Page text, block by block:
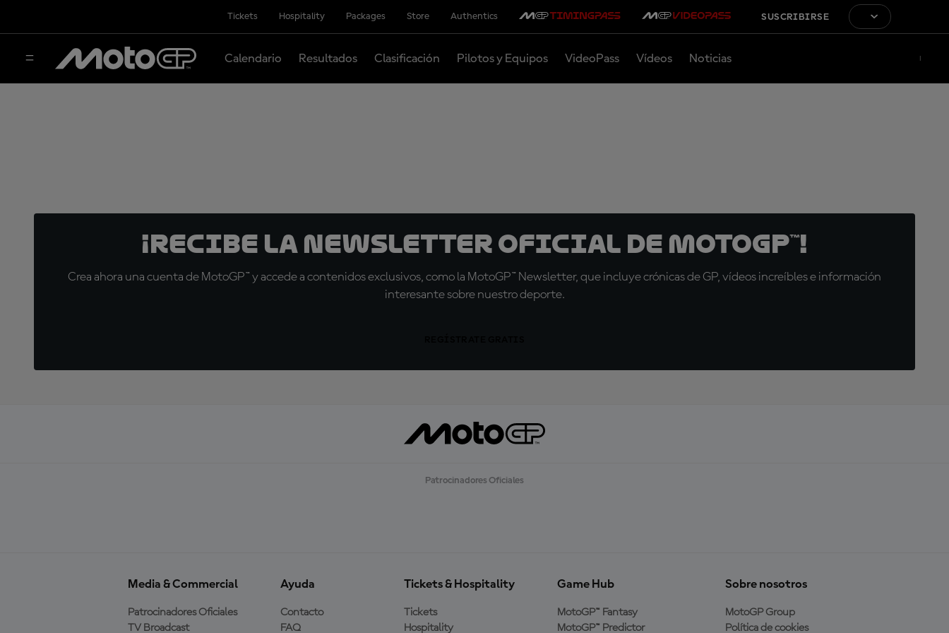
Tickets Hospitality Packages Store Authentics SUSCRIBIRSE
Calendario Resultados Clasificación Pilotos y Equipos VideoPass Vídeos Noticias
¡Recibe la Newsletter oficial de MotoGP™!
Crea ahora una cuenta de MotoGP™ y accede a contenidos exclusivos, como la MotoGP™ Newsletter, que incluye crónicas de GP, vídeos increíbles e información
interesante sobre nuestro deporte.
Patrocinadores Oficiales
Media & Commercial
Patrocinadores Oficiales
TV Broadcast
Ayuda
Contacto
FAQ
Tickets & Hospitality
Tickets
Hospitality
Game Hub
MotoGP™ Fantasy
MotoGP™ Predictor
Sobre nosotros
MotoGP Group
Política de cookies